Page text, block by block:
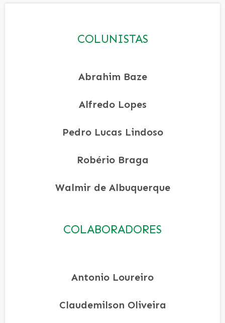
COLUNISTAS
Abrahim Baze
Alfredo Lopes
Pedro Lucas Lindoso
Robério Braga
Walmir de Albuquerque
COLABORADORES
Antonio Loureiro
Claudemilson Oliveira